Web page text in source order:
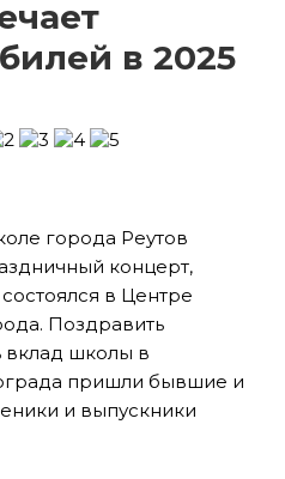
в 2025
города Реутов
концерт,
в Центре
Поздравить
вклад школы в
пришли бывшие и
и выпускники